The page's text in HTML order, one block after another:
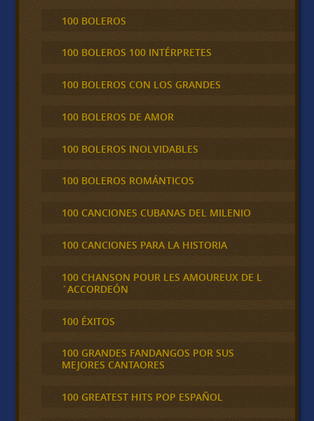
100 BOLEROS
100 BOLEROS 100 INTÉRPRETES
100 BOLEROS CON LOS GRANDES
100 BOLEROS DE AMOR
100 BOLEROS INOLVIDABLES
100 BOLEROS ROMÁNTICOS
100 CANCIONES CUBANAS DEL MILENIO
100 CANCIONES PARA LA HISTORIA
100 CHANSON POUR LES AMOUREUX DE L
´ACCORDEÓN
100 ÉXITOS
100 GRANDES FANDANGOS POR SUS
MEJORES CANTAORES
100 GREATEST HITS POP ESPAÑOL